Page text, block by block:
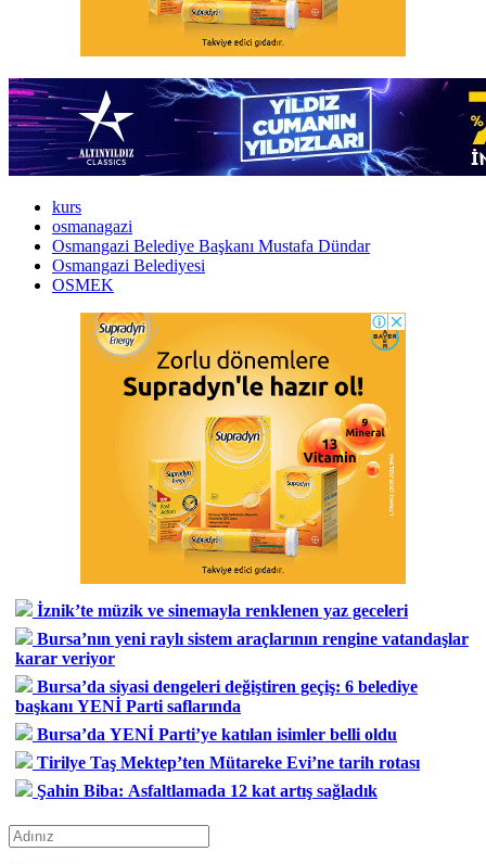
kurs
osmanagazi
Osmangazi Belediye Başkanı Mustafa Dündar
Osmangazi Belediyesi
OSMEK
İznik’te müzik ve sinemayla renklenen yaz geceleri
Bursa’nın yeni raylı sistem araçlarının rengine vatandaşlar
karar veriyor
Bursa’da siyasi dengeleri değiştiren geçiş: 6 belediye
başkanı YENİ Parti saflarında
Bursa’da YENİ Parti’ye katılan isimler belli oldu
Tirilye Taş Mektep’ten Mütareke Evi’ne tarih rotası
Şahin Biba: Asfaltlamada 12 kat artış sağladık